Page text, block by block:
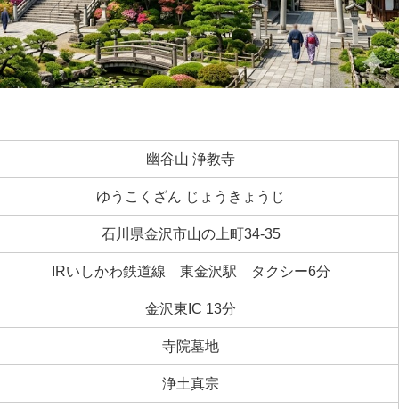
幽谷山 浄教寺
ゆうこくざん じょうきょうじ
石川県金沢市山の上町34-35
IRいしかわ鉄道線 東金沢駅 タクシー6分
金沢東IC 13分
寺院墓地
浄土真宗